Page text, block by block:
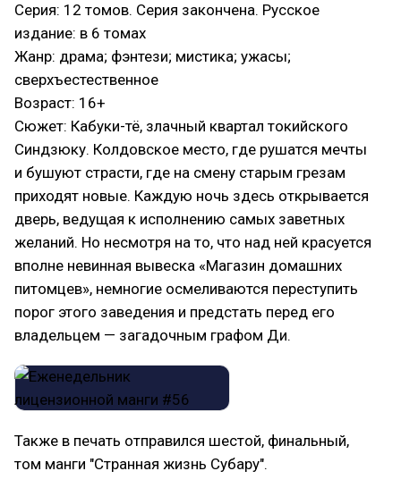
Серия: 12 томов. Серия закончена. Русское
издание: в 6 томах
Жанр: драма; фэнтези; мистика; ужасы;
сверхъестественное
Возраст: 16+
Сюжет: Кабуки-тё, злачный квартал токийского
Синдзюку. Колдовское место, где рушатся мечты
и бушуют страсти, где на смену старым грезам
приходят новые. Каждую ночь здесь открывается
дверь, ведущая к исполнению самых заветных
желаний. Но несмотря на то, что над ней красуется
вполне невинная вывеска «Магазин домашних
питомцев», немногие осмеливаются переступить
порог этого заведения и предстать перед его
владельцем — загадочным графом Ди.
Также в печать отправился шестой, финальный,
том манги "Странная жизнь Субару".